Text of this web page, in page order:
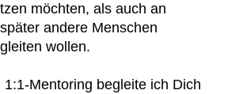
möchten, als auch an
andere Menschen
wollen.
1:1-Mentoring begleite ich Dich